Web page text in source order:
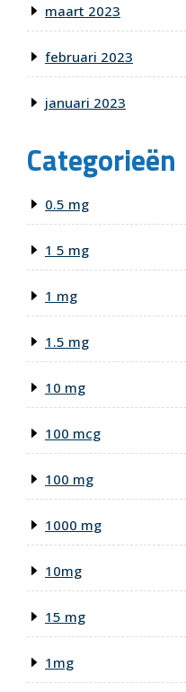
maart 2023
februari 2023
januari 2023
Categorieën
0.5 mg
1 5 mg
1 mg
1.5 mg
10 mg
100 mcg
100 mg
1000 mg
10mg
15 mg
1mg